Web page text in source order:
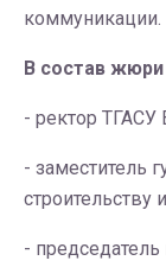
коммуникации.
В состав жюри
- ректор ТГАСУ
- заместитель
строительству
- председатель